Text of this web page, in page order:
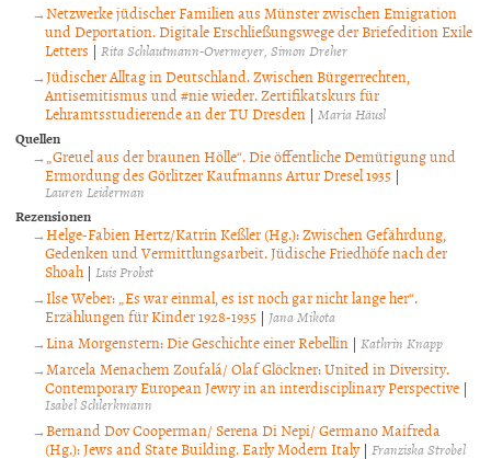
Netzwerke jüdischer Familien aus Münster zwischen Emigration
und Deportation. Digitale Erschließungswege der Briefedition Exile
Letters | Rita Schlautmann-Overmeyer Simon Dreher
Jüdischer Alltag in Deutschland. Zwischen Bürgerrechten,
Antisemitismus und #nie wieder. Zertifikatskurs für
Lehramtsstudierende an der TU Dresden | Maria Häusl
Quellen
„Greuel aus der braunen Hölle“. Die öffentliche Demütigung und
Ermordung des Görlitzer Kaufmanns Artur Dresel 1935 |
Lauren Leiderman
Rezensionen
Helge-Fabien Hertz/Katrin Keßler (Hg.): Zwischen Gefährdung,
Gedenken und Vermittlungsarbeit. Jüdische Friedhöfe nach der
Shoah | Luis Probst
Ilse Weber: „Es war einmal, es ist noch gar nicht lange her“.
Erzählungen für Kinder 1928-1935 | Jana Mikota
Lina Morgenstern: Die Geschichte einer Rebellin |Kathrin Knapp
Marcela Menachem Zoufalá/ Olaf Glöckner: United in Diversity.
Contemporary European Jewry in an interdisciplinary Perspective |
Isabel Schlerkmann
Bernand Dov Cooperman/ Serena Di Nepi/ Germano Maifreda
(Hg.): Jews and State Building. Early Modern Italy| Franziska Strobel